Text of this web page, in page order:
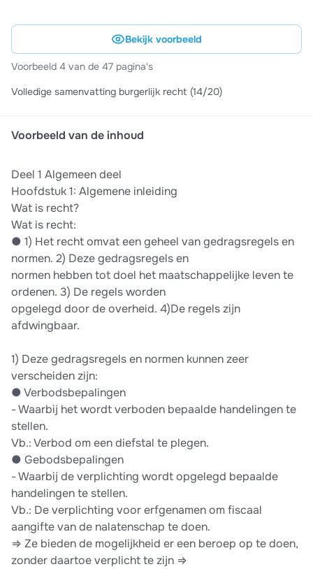
Bekijk voorbeeld
Voorbeeld 4 van de 47 pagina's
Volledige samenvatting burgerlijk recht (14/20)
Voorbeeld van de inhoud
Deel 1 Algemeen deel
Hoofdstuk 1: Algemene inleiding
Wat is recht?
Wat is recht:
●​ 1) Het recht omvat een geheel van gedragsregels en
normen. 2) Deze gedragsregels en
normen hebben tot doel het maatschappelijke leven te
ordenen. 3) De regels worden
opgelegd door de overheid. 4)De regels zijn
afdwingbaar.
1) Deze gedragsregels en normen kunnen zeer
verscheiden zijn:
●​ Verbodsbepalingen
-​ Waarbij het wordt verboden bepaalde handelingen te
stellen.
Vb.: Verbod om een diefstal te plegen.
●​ Gebodsbepalingen
-​ Waarbij de verplichting wordt opgelegd bepaalde
handelingen te stellen.
Vb.: De verplichting voor erfgenamen om fiscaal
aangifte van de nalatenschap te doen.
⇒ Ze bieden de mogelijkheid er een beroep op te doen,
zonder daartoe verplicht te zijn ⇒